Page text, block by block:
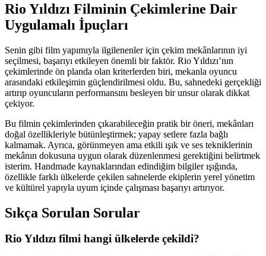
Rio Yıldızı Filminin Çekimlerine Dair
Uygulamalı İpuçları
Senin gibi film yapımıyla ilgilenenler için çekim mekânlarının iyi
seçilmesi, başarıyı etkileyen önemli bir faktör. Rio Yıldızı’nın
çekimlerinde ön planda olan kriterlerden biri, mekanla oyuncu
arasındaki etkileşimin güçlendirilmesi oldu. Bu, sahnedeki gerçekliği
artırıp oyuncuların performansını besleyen bir unsur olarak dikkat
çekiyor.
Bu filmin çekimlerinden çıkarabileceğin pratik bir öneri, mekânları
doğal özellikleriyle bütünleştirmek; yapay setlere fazla bağlı
kalmamak. Ayrıca, görünmeyen ama etkili ışık ve ses tekniklerinin
mekânın dokusuna uygun olarak düzenlenmesi gerektiğini belirtmek
isterim. Handmade kaynaklarından edindiğim bilgiler ışığında,
özellikle farklı ülkelerde çekilen sahnelerde ekiplerin yerel yönetim
ve kültürel yapıyla uyum içinde çalışması başarıyı artırıyor.
Sıkça Sorulan Sorular
Rio Yıldızı filmi hangi ülkelerde çekildi?